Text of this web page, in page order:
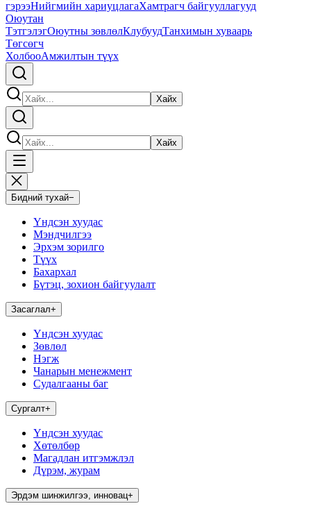
гэрээНийгмийн хариуцлагаХамтрагч байгууллагууд
Оюутан
ТэтгэлэгОюутны зөвлөлКлубуудТанхимын хуваарь
Төгсөгч
ХолбооАмжилтын түүх
Хайх
Хайх
Бидний тухай−
Үндсэн хуудас
Мэндчилгээ
Эрхэм зорилго
Түүх
Бахархал
Бүтэц, зохион байгуулалт
Засаглал+
Үндсэн хуудас
Зөвлөл
Нэгж
Чанарын менежмент
Судалгааны баг
Сургалт+
Үндсэн хуудас
Хөтөлбөр
Магадлан итгэмжлэл
Дүрэм, журам
Эрдэм шинжилгээ, инновац+